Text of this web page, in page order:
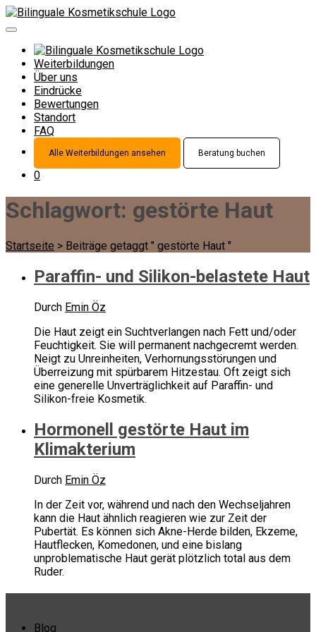
Weiterbildungen
Über uns
Eindrücke
Bewertungen
Standort
FAQ
Alle Weiterbildungen ansehen Beratung buchen
0
Schlagwort: gestörte Haut
Startseite > Beiträge getaggt " gestörte Haut "
Paraffin- und Silikon-belastete Haut
Durch Emin Öz
Die Haut zeigt ein Suchtverlangen nach Fett und/oder
Feuchtigkeit. Sie will permanent nachgecremt werden.
Neigt zu Unreinheiten, Verhornungsstörungen und
Überreizung mit spürbarem Hitzestau. Oft zeigt sich
eine generelle Unverträglichkeit auf Paraffin- und
Silikon-freie Kosmetik.
Hormonell gestörte Haut im
Klimakterium
Durch Emin Öz
In der Zeit vor, während und nach den Wechseljahren
kann die Haut ähnlich reagieren wie zur Zeit der
Pubertät. Es können sich Akne-Herde bilden, Ekzeme,
Hautflecken, Komedonen, und eine bislang
unproblematische Haut gerät plötzlich total aus dem
Ruder.
Blog